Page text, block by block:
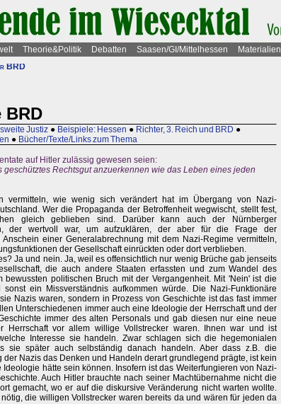
Theorie&Politik Debatten Saasen/GI/Mittelhessen Materialien
BRD
BRD
Justiz ● Beispiele: Hessen ● Richter, 3. Reich und BRD ●
● Bücher/Texte/Links zum Thema
auf Hitler zulässig gewesen seien:
Rechtsgut anzuerkennen wie das Leben eines jeden
vermitteln, wie wenig sich verändert hat im Übergang von Nazi-
Wer die Propaganda der Betroffenheit wegwischt, stellt fest,
gleich geblieben sind. Darüber kann auch der Nürnberger
der wertvoll war, um aufzuklären, der aber für die Frage der
einer Generalabrechnung mit dem Nazi-Regime vermitteln,
der Gesellschaft einrückten oder dort verblieben.
Ja und nein. Ja, weil es offensichtlich nur wenig Brüche gab jenseits
die auch andere Staaten erfassten und zum Wandel des
politischen Bruch mit der Vergangenheit. Mit 'Nein' ist die
ein Missverständnis aufkommen würde. Die Nazi-Funktionäre
Nazis waren, sondern in Prozess von Geschichte ist das fast immer
Unterschiedenen immer auch eine Ideologie der Herrschaft und der
immer des alten Personals und gab diesen nur eine neue
Herrschaft vor allem willige Vollstrecker waren. Ihnen war und ist
Interesse sie handeln. Zwar schlagen sich die hegemonialen
sie später auch selbständig danach handeln. Aber dass z.B. die
Nazis das Denken und Handeln derart grundlegend prägte, ist kein
hätte sein können. Insofern ist das Weiterfungieren von Nazi-
Auch Hitler brauchte nach seiner Machtübernahme nicht die
gemacht, wo er auf die diskursive Veränderung nicht warten wollte.
die willigen Vollstrecker waren bereits da und wären für jeden da